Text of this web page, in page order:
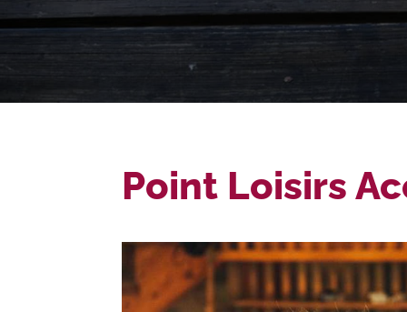
Point Loisirs